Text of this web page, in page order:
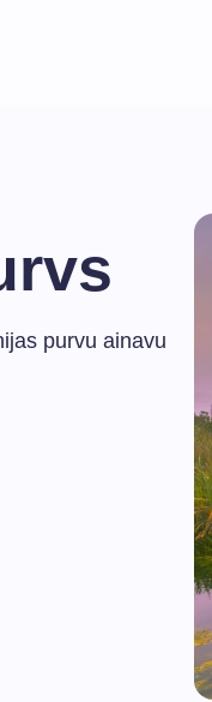
purvu ainavu